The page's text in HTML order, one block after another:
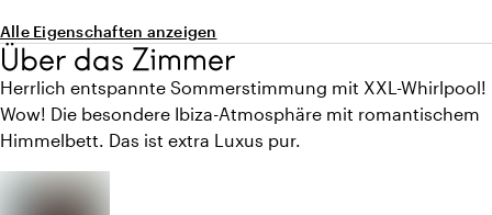
Alle Eigenschaften anzeigen
Über das Zimmer
Herrlich entspannte Sommerstimmung mit XXL-Whirlpool!
Wow! Die besondere Ibiza-Atmosphäre mit romantischem
Himmelbett. Das ist extra Luxus pur.